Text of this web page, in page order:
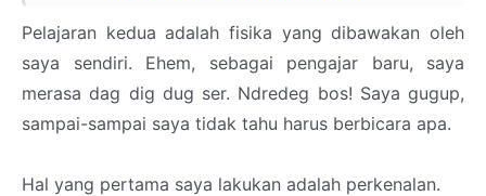
Pelajaran kedua adalah fisika yang dibawakan oleh
saya sendiri. Ehem, sebagai pengajar baru, saya
merasa dag dig dug ser. Ndredeg bos! Saya gugup,
sampai-sampai saya tidak tahu harus berbicara apa.
Hal yang pertama saya lakukan adalah perkenalan.